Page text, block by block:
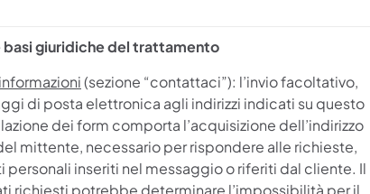
basi giuridiche del trattamento
(sezione “contattaci”): l’invio facoltativo,
di posta elettronica agli indirizzi indicati su questo
dei form comporta l’acquisizione dell’indirizzo
mittente, necessario per rispondere alle richieste,
inseriti nel messaggio o riferiti dal cliente. Il
richiesti potrebbe determinare l’impossibilità per il